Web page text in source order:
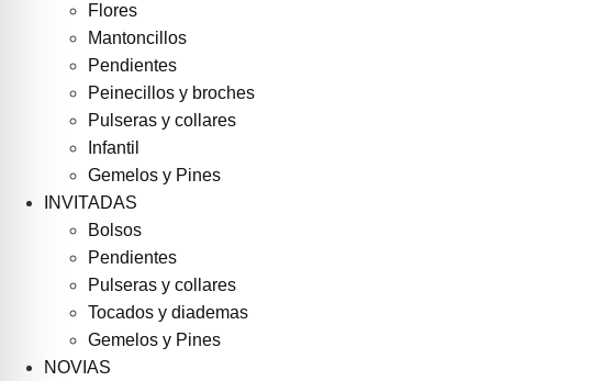
Flores
Mantoncillos
Pendientes
Peinecillos y broches
Pulseras y collares
Infantil
Gemelos y Pines
INVITADAS
Bolsos
Pendientes
Pulseras y collares
Tocados y diademas
Gemelos y Pines
NOVIAS